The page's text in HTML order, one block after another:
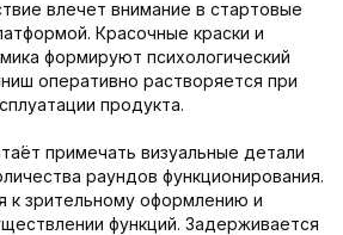
влечет внимание в стартовые
Красочные краски и
формируют психологический
оперативно растворяется при
продукта.
примечать визуальные детали
раундов функционирования.
к зрительному оформлению и
функций. Задерживается